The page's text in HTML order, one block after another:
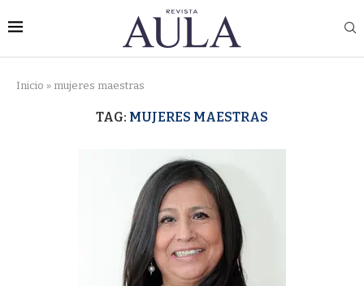
Inicio » mujeres maestras
TAG: MUJERES MAESTRAS